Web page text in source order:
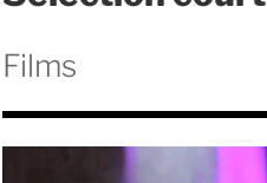
Films